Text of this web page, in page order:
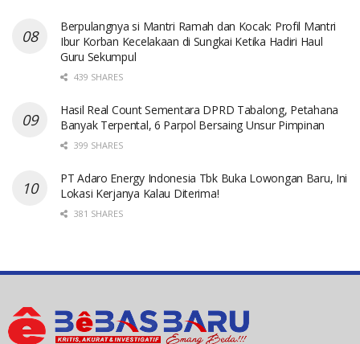
Berpulangnya si Mantri Ramah dan Kocak: Profil Mantri
Ibur Korban Kecelakaan di Sungkai Ketika Hadiri Haul
Guru Sekumpul
439 SHARES
Hasil Real Count Sementara DPRD Tabalong, Petahana
Banyak Terpental, 6 Parpol Bersaing Unsur Pimpinan
399 SHARES
PT Adaro Energy Indonesia Tbk Buka Lowongan Baru, Ini
Lokasi Kerjanya Kalau Diterima!
381 SHARES